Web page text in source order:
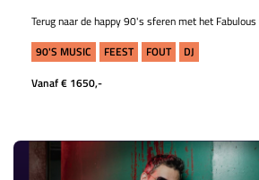
Terug naar de happy 90's sferen met het Fabulous
90'S MUSIC
FEEST FOUT
DJ
Vanaf € 1650,-